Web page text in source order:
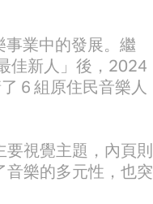
事業中的發展。繼
佳新人」後，2024
6 組原住民音樂人
視覺主題，內頁則
樂的多元性，也突